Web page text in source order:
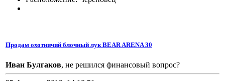
Продам охотничий блочный лук BEAR ARENA 30
Иван Булгаков, не решился финансовый вопрос?